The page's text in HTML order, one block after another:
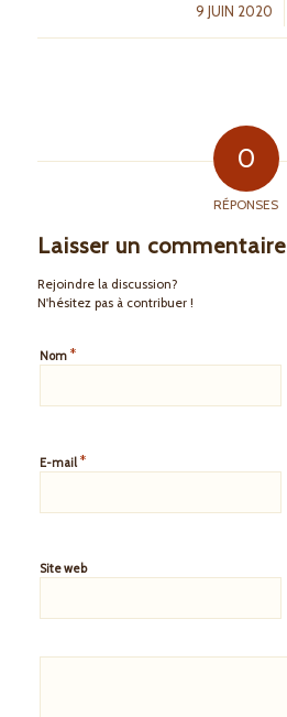
9 JUIN 2020
/
0
RÉPONSES
Laisser un commentaire
Rejoindre la discussion?
N'hésitez pas à contribuer !
Nom *
E-mail*
Site web